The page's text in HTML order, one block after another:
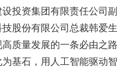
设投资集团有限责任公司
股份有限公司总裁韩爱生
质量发展的一条必由之
为基石 ， 用人工智能驱动